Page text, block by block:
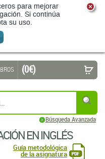
para mejorar
Si continúa
su uso.
Búsqueda Avanzada
(0 €)
EN INGLÉS
Guía metodológica
de la asignatura